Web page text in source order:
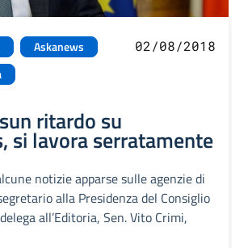
Askanews
02/08/2018
ritardo su
si lavora serratamente
notizie apparse sulle agenzie di
alla Presidenza del Consiglio
all’Editoria, Sen. Vito Crimi,